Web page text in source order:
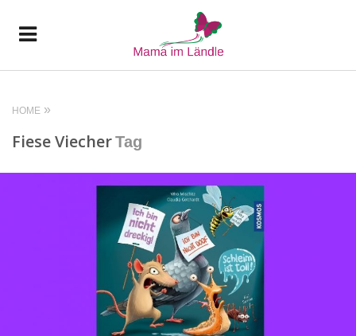
HOME
Fiese ViecherTag
READ MORE